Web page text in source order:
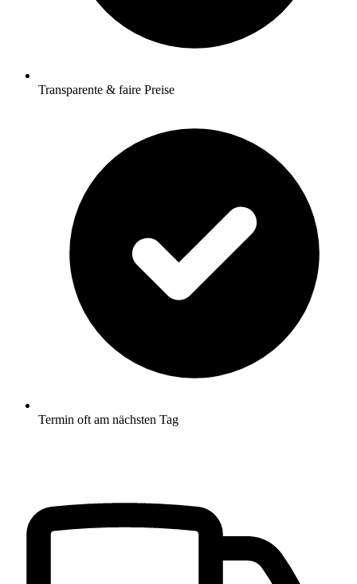
Transparente & faire Preise
Termin oft am nächsten Tag